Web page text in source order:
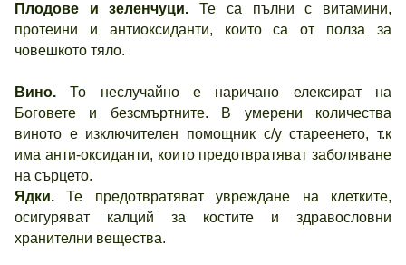
Плодове и зеленчуци.Те са пълни с витамини,
протеини и антиоксиданти, които са от полза за
човешкото тяло.
Вино.То неслучайно е наричано елексират на
Боговете и безсмъртните. В умерени количества
виното е изключителен помощник с/у стареенето, т.к
има анти-оксиданти, които предотвратяват заболяване
на сърцето.
Ядки.Те предотвратяват увреждане на клетките,
осигуряват калций за костите и здравословни
хранителни вещества.